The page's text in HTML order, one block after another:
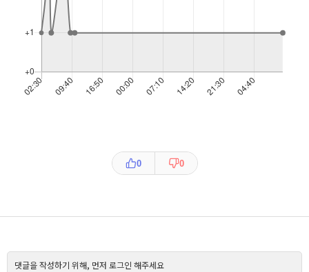
0 0
댓글을 작성하기 위해, 먼저 로그인 해주세요